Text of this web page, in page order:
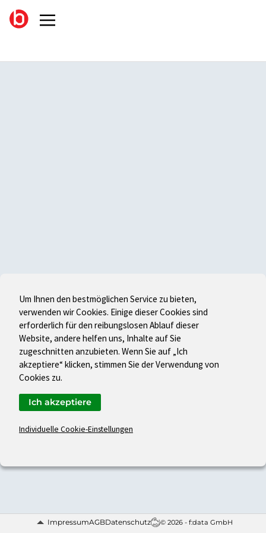
ImpressumAGBDatenschutz © 2026 - f:data GmbH
Um Ihnen den bestmöglichen Service zu bieten,
verwenden wir Cookies. Einige dieser Cookies sind
erforderlich für den reibungslosen Ablauf dieser
Website, andere helfen uns, Inhalte auf Sie
zugeschnitten anzubieten. Wenn Sie auf „Ich
akzeptiere“ klicken, stimmen Sie der Verwendung von
Cookies zu.
Individuelle Cookie-Einstellungen
Ich akzeptiere